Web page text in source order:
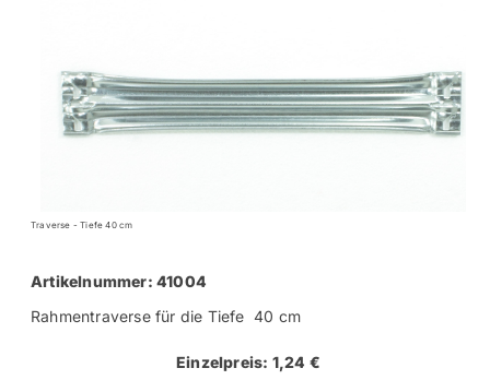
Traverse - Tiefe 40 cm
Artikelnummer: 41004
Rahmentraverse für die Tiefe 40 cm
Einzelpreis: 1,24 €